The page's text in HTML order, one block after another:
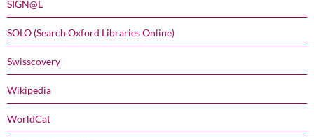
SIGN@L
SOLO (Search Oxford Libraries Online)
Swisscovery
Wikipedia
WorldCat